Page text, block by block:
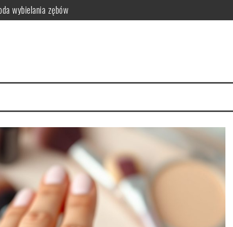
wybielania zębów
styl?
na co dzień